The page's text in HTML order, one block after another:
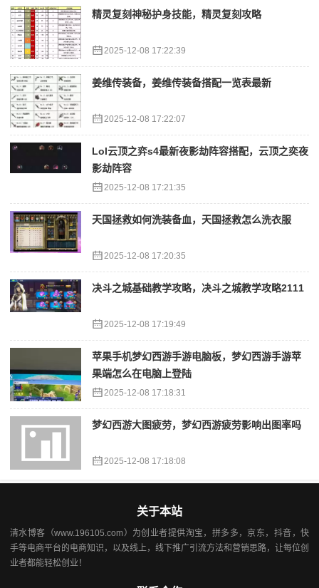
精灵复刻神秘护身技能，精灵复刻攻略
2025-12-08 17:22:39
姜维传装备，姜维传装备搭配一览表最新
2025-12-08 17:22:07
Lol云顶之弈s4最新夜影劫阵容搭配，云顶之奕夜
影劫阵容
2025-12-08 17:21:35
天国拯救如何洗装备血，天国拯救怎么洗衣服
2025-12-08 17:20:35
决斗之城基础教学攻略，决斗之城教学攻略2111
2025-12-08 17:19:49
苹果手机梦幻西游手游电脑板，梦幻西游手游苹
果端怎么在电脑上登陆
2025-12-08 17:18:31
梦幻西游大图疲劳，梦幻西游疲劳影响出图率吗
2025-12-08 17:18:08
关于本站
清水博客（www.196105.com）为创业者提供淘宝，拼多多，京东，抖音，快
手等电商平台的电商知识，以及线上，线下推广引流方法和营销思路，让每位创
业者都能轻松创业！